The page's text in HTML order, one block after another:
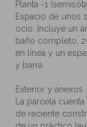
Planta -1
Espacio de unos
ocio. Incluye un
baño completo,
en línea y un
y barra.
Exterior y anexos
La parcela
de reciente